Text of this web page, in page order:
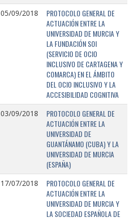
05/09/2018
PROTOCOLO GENERAL DE
ACTUACIÓN ENTRE LA
UNIVERSIDAD DE MURCIA Y
LA FUNDACIÓN SOI
(SERVICIO DE OCIO
INCLUSIVO DE CARTAGENA Y
COMARCA) EN EL ÁMBITO
DEL OCIO INCLUSIVO Y LA
ACCESIBILIDAD COGNITIVA
03/09/2018
PROTOCOLO GENERAL DE
ACTUACIÓN ENTRE LA
UNIVERSIDAD DE
GUANTÁNAMO (CUBA) Y LA
UNIVERSIDAD DE MURCIA
(ESPAÑA)
17/07/2018
PROTOCOLO GENERAL DE
ACTUACIÓN ENTRE LA
UNIVERSIDAD DE MURCIA Y
LA SOCIEDAD ESPAÑOLA DE